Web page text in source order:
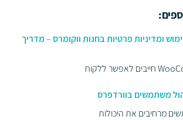
ומדיניות פרטיות בחנות ווקומרס – מדריך
משתמשים בוורדפרס
מרחיבים את היכולות